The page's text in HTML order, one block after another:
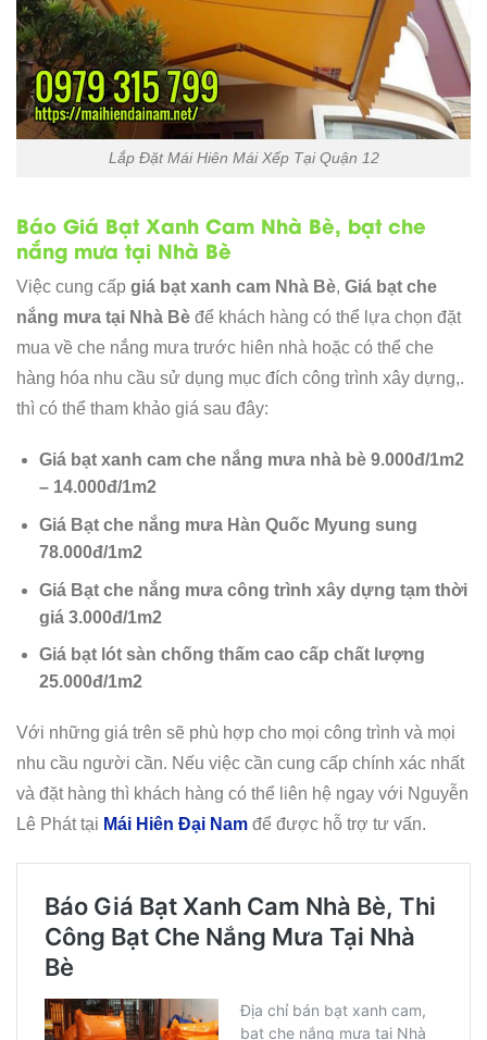
Lắp Đặt Mái Hiên Mái Xếp Tại Quận 12
Báo Giá Bạt Xanh Cam Nhà Bè, bạt che
nắng mưa tại Nhà Bè
Việc cung cấp giá bạt xanh cam Nhà Bè, Giá bạt che
nắng mưa tại Nhà Bè để khách hàng có thể lựa chọn đặt
mua về che nắng mưa trước hiên nhà hoặc có thể che
hàng hóa nhu cầu sử dụng mục đích công trình xây dựng,.
thì có thể tham khảo giá sau đây:
Giá bạt xanh cam che nắng mưa nhà bè 9.000đ/1m2
– 14.000đ/1m2
Giá Bạt che nắng mưa Hàn Quốc Myung sung
78.000đ/1m2
Giá Bạt che nắng mưa công trình xây dựng tạm thời
giá 3.000đ/1m2
Giá bạt lót sàn chống thấm cao cấp chất lượng
25.000đ/1m2
Với những giá trên sẽ phù hợp cho mọi công trình và mọi
nhu cầu người cần. Nếu việc cần cung cấp chính xác nhất
và đặt hàng thì khách hàng có thể liên hệ ngay với Nguyễn
Lê Phát tại Mái Hiên Đại Nam để được hỗ trợ tư vấn.